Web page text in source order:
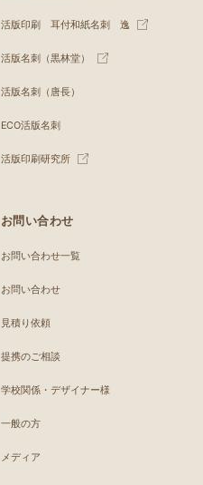
活版印刷 耳付和紙名刺 逸
活版名刺（黒林堂）
活版名刺（唐長）
ECO活版名刺
活版印刷研究所
お問い合わせ
お問い合わせ一覧
お問い合わせ
見積り依頼
提携のご相談
学校関係・デザイナー様
一般の方
メディア